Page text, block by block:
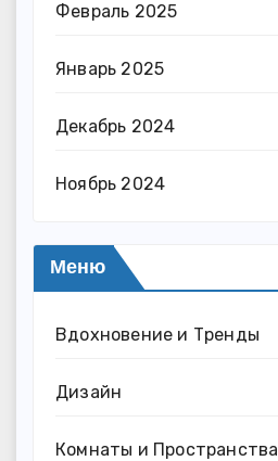
Февраль 2025
Январь 2025
Декабрь 2024
Ноябрь 2024
Меню
Вдохновение и Тренды
Дизайн
Комнаты и Пространства